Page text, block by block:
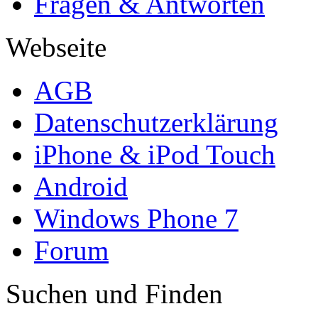
Webseite
AGB
Datenschutzerklärung
iPhone & iPod Touch
Android
Windows Phone 7
Forum
Suchen und Finden